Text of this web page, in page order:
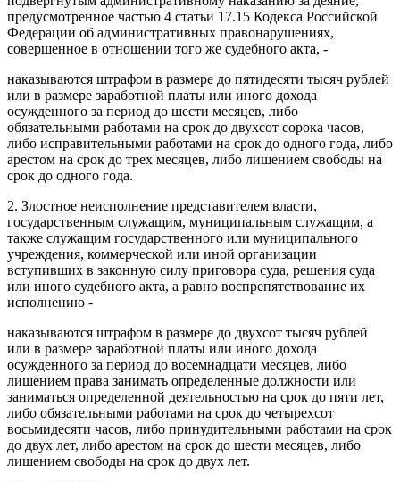
предусмотренное частью 4 статьи 17.15 Кодекса Российской
Федерации об административных правонарушениях,
совершенное в отношении того же судебного акта, -
наказываются штрафом в размере до пятидесяти тысяч рублей
или в размере заработной платы или иного дохода
осужденного за период до шести месяцев, либо
обязательными работами на срок до двухсот сорока часов,
либо исправительными работами на срок до одного года, либо
арестом на срок до трех месяцев, либо лишением свободы на
срок до одного года.
2. Злостное неисполнение представителем власти,
государственным служащим, муниципальным служащим, а
также служащим государственного или муниципального
учреждения, коммерческой или иной организации
вступивших в законную силу приговора суда, решения суда
или иного судебного акта, а равно воспрепятствование их
исполнению -
наказываются штрафом в размере до двухсот тысяч рублей
или в размере заработной платы или иного дохода
осужденного за период до восемнадцати месяцев, либо
лишением права занимать определенные должности или
заниматься определенной деятельностью на срок до пяти лет,
либо обязательными работами на срок до четырехсот
восьмидесяти часов, либо принудительными работами на срок
до двух лет, либо арестом на срок до шести месяцев, либо
лишением свободы на срок до двух лет.